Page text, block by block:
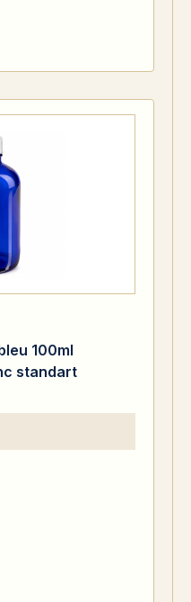
étoiles
100ml
standart